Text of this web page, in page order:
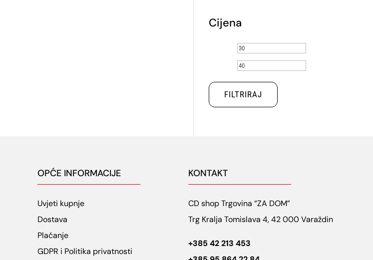
Cijena
Min
cijena
FILTRIRAJ
OPĆE INFORMACIJE
Uvjeti kupnje
Dostava
Plaćanje
GDPR i Politika privatnosti
KONTAKT
CD shop Trgovina “ZA DOM”
Trg Kralja Tomislava 4, 42 000 Varaždin
+385 42 213 453